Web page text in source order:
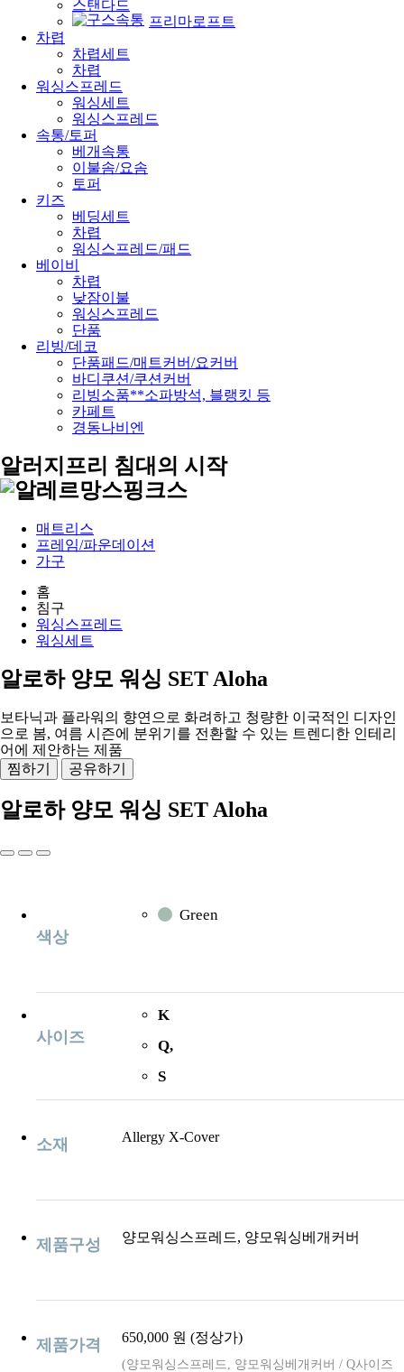
스탠다드
프리마로프트
차렵
차렵세트
차렵
워싱스프레드
워싱세트
워싱스프레드
속통/토퍼
베개속통
이불솜/요솜
토퍼
키즈
베딩세트
차렵
워싱스프레드/패드
베이비
차렵
낮잠이불
워싱스프레드
단품
리빙/데코
단품패드/매트커버/요커버
바디쿠션/쿠션커버
리빙소품**소파방석, 블랭킷 등
카페트
경동나비엔
알러지프리 침대의 시작
매트리스
프레임/파운데이션
가구
홈
침구
워싱스프레드
워싱세트
알로하 양모 워싱 SET Aloha
보타닉과 플라워의 향연으로 화려하고 청량한 이국적인 디자인
으로 봄, 여름 시즌에 분위기를 전환할 수 있는 트렌디한 인테리
어에 제안하는 제품
찜하기
공유하기
알로하 양모 워싱 SET Aloha
색상
Green
사이즈
K
Q,
S
소재 Allergy X-Cover
제품구성 양모워싱스프레드, 양모워싱베개커버
제품가격 650,000 원 (정상가)
(양모워싱스프레드, 양모워싱베개커버 / Q사이즈